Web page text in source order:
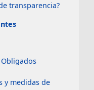
transparencia?
y medidas de